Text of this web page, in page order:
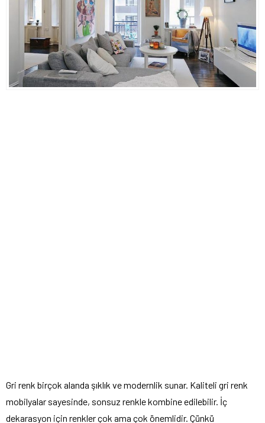
Gri renk birçok alanda şıklık ve modernlik sunar. Kaliteli gri renk
mobilyalar sayesinde, sonsuz renkle kombine edilebilir. İç
dekarasyon için renkler çok ama çok önemlidir. Çünkü